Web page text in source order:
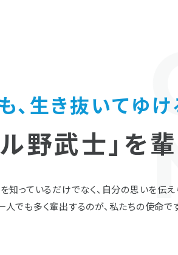
、生き抜いてゆけ
野武士」を輩
知っているだけでなく、自分の思いを伝え
でも多く輩出するのが、私たちの使命で